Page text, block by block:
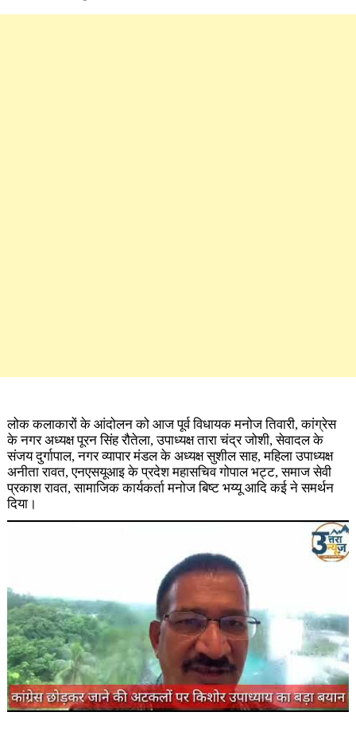
लोक कलाकारों के आंदोलन को आज पूर्व विधायक मनोज तिवारी, कांग्रेस
के नगर अध्यक्ष पूरन सिंह रौतेला, उपाध्यक्ष तारा चंद्र जोशी, सेवादल के
संजय दुर्गापाल, नगर व्यापार मंडल के अध्यक्ष सुशील साह, महिला उपाध्यक्ष
अनीता रावत, एनएसयूआइ के प्रदेश महासचिव गोपाल भट्ट, समाज सेवी
प्रकाश रावत, सामाजिक कार्यकर्ता मनोज बिष्ट भय्यू आदि कई ने समर्थन
दिया।